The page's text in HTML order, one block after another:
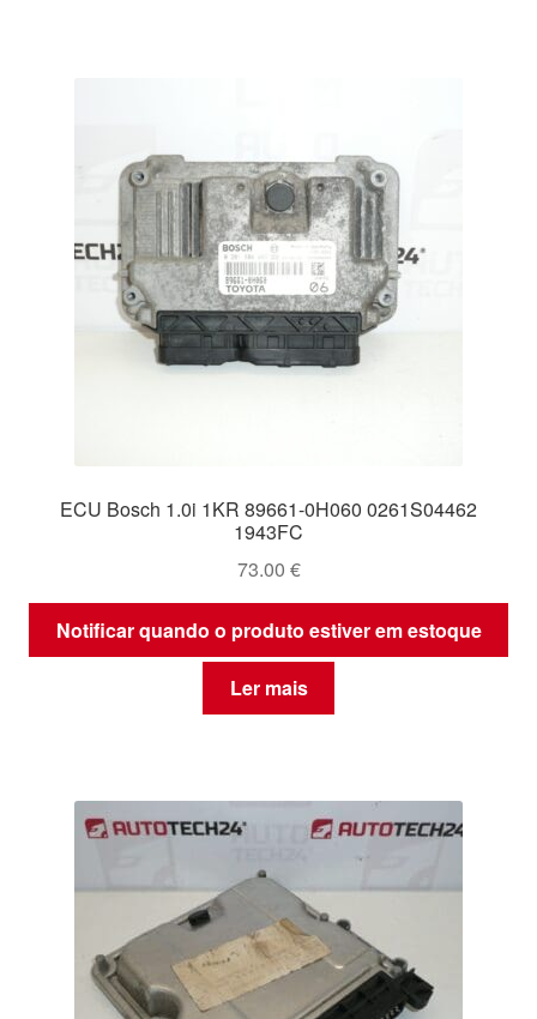
ECU Bosch 1.0i 1KR 89661-0H060 0261S04462
1943FC
73.00 €
Notificar quando o produto estiver em estoque
Ler mais